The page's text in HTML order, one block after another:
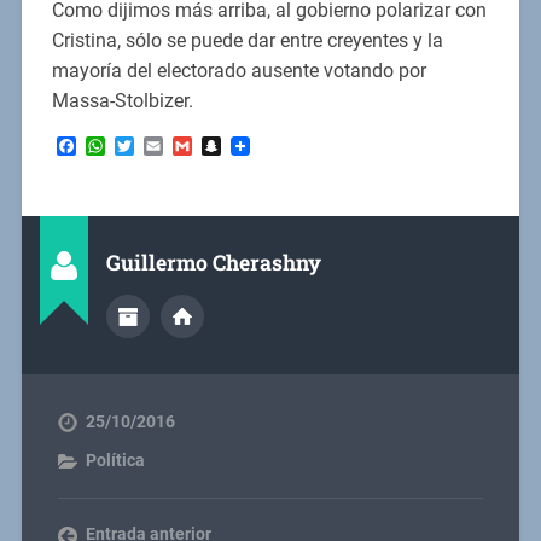
Como dijimos más arriba, al gobierno polarizar con
Cristina, sólo se puede dar entre creyentes y la
mayoría del electorado ausente votando por
Massa-Stolbizer.
Facebook
WhatsApp
Twitter
EmailGmailSnapchat
Guillermo Cherashny
25/10/2016
Política
Entrada anterior